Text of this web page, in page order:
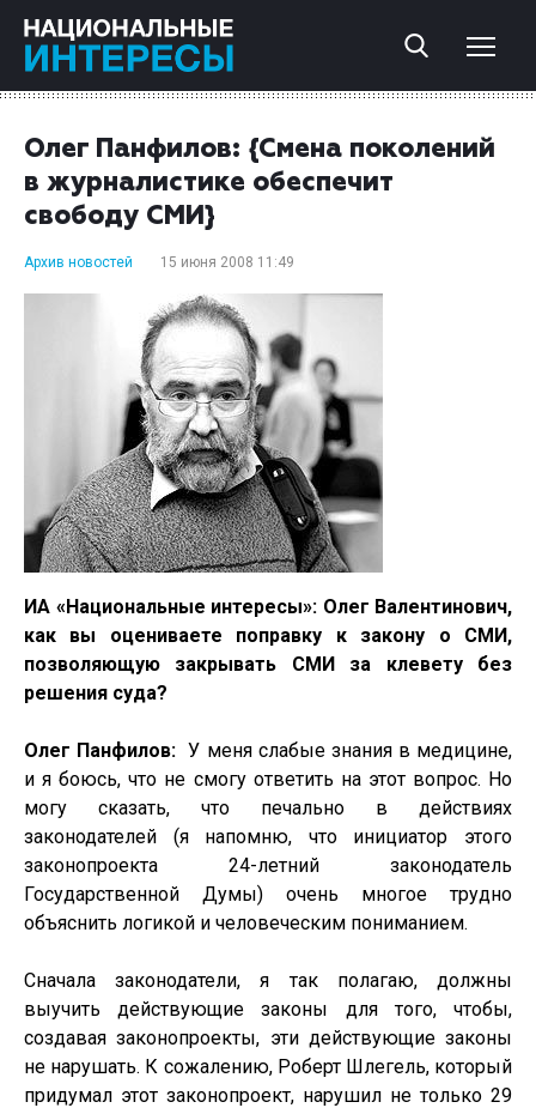
Олег Панфилов: {Смена поколений
в журналистике обеспечит
свободу СМИ}
Архив новостей 15 июня 2008 11:49
ИА «Национальные интересы»: Олег Валентинович,
как вы оцениваете поправку к закону о СМИ,
позволяющую закрывать СМИ за клевету без
решения суда?
Олег Панфилов: У меня слабые знания в медицине,
и я боюсь, что не смогу ответить на этот вопрос. Но
могу сказать, что печально в действиях
законодателей (я напомню, что инициатор этого
законопроекта 24-летний законодатель
Государственной Думы) очень многое трудно
объяснить логикой и человеческим пониманием.
Сначала законодатели, я так полагаю, должны
выучить действующие законы для того, чтобы,
создавая законопроекты, эти действующие законы
не нарушать. К сожалению, Роберт Шлегель, который
придумал этот законопроект, нарушил не только 29